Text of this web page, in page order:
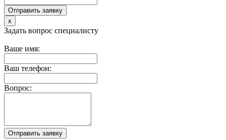
x
Задать вопрос специалисту
Ваше имя:
Ваш телефон:
Вопрос: